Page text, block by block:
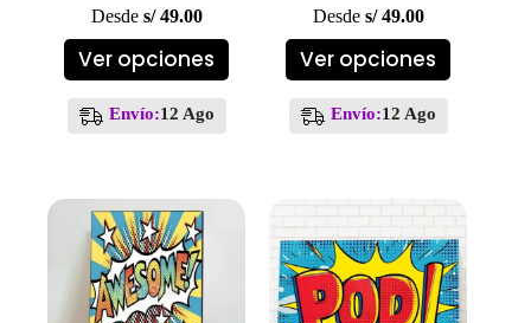
Desde s/49.00
Ver opciones
Este
producto
múltiples
se
pueden
elegir
en
la
página
Envío:12 Ago
Desde s/49.00
Ver opciones
Este
producto
múltiples
elegir
en
la
página
Envío:12 Ago